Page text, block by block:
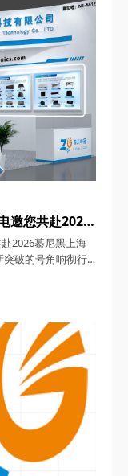
邀您共赴2026
2026慕尼黑上海
破的号角响彻行
黑上海光博会将
博览中心N1-N5及
成为洞察未来趋